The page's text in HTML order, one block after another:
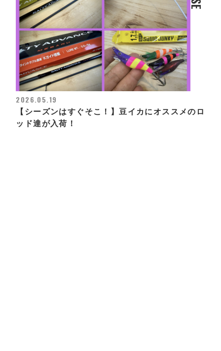
2026.05.19
【シーズンはすぐそこ！】豆イカにオススメのロ
ッド達が入荷！